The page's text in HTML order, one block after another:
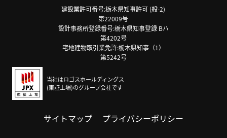
建設業許可番号:栃木県知事許可 (般-2)
第22009号
設計事務所登録番号:栃木県知事登録 Bハ
第4202号
宅地建物取引業免許:栃木県知事（1）
第5242号
当社はロゴスホールディングス
(東証上場)のグループ会社です
サイトマップ プライバシーポリシー